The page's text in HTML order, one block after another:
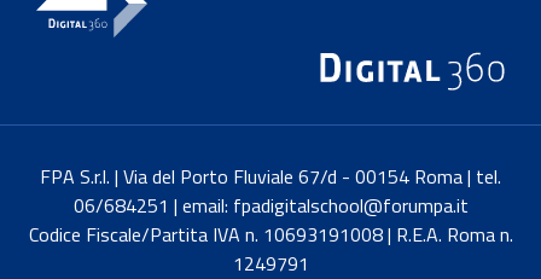
FPA S.r.l. | Via del Porto Fluviale 67/d - 00154 Roma | tel.
06/684251 | email: fpadigitalschool@forumpa.it
Codice Fiscale/Partita IVA n. 10693191008 | R.E.A. Roma n.
1249791